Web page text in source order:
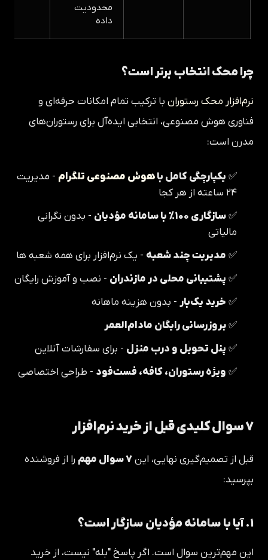
محدودیت
داده
چرا محک انتخاب برتر است؟
نرم‌افزار محک رستوران با ترکیب تمام امکانات حرفه‌ای و
فناوری هوش مصنوعی، انتخابی ایده‌آل برای رستوران‌های
مدرن است:
✅ یکپارچگی کامل باهوش مصنوعی تلگرام - مدیریت
۲۴ ساعته از هر کجا
✅سازگاری ۱۰۰٪ با سامانه مؤدیان
- بدون نگرانی
مالیاتی
✅ مدیریت چند شعبه - یک نرم‌افزار برای همه شعبه ها
✅ پشتیبانی محلی در مازندران - نصب و آموزش رایگان
✅ خرید یک‌بار - بدون هزینه ماهانه
✅بروزرسانی رایگان مادام‌العمر
✅ پنل تحویل و درب منزل - برای سفارشات آنلاین
✅ ویژه رستوران، کافه، فست‌فود - طراحی اختصاصی
۷ سوال کلیدی قبل از خرید نرم‌افزار
قبل از تصمیم‌گیری نهایی، این۷ سوال مهم
را از فروشنده
بپرسید:
۱. آیا با سامانه مؤدیان سازگار است؟
این مهم‌ترین سوال است. اگر پاسخ "بله" نیست، از خرید